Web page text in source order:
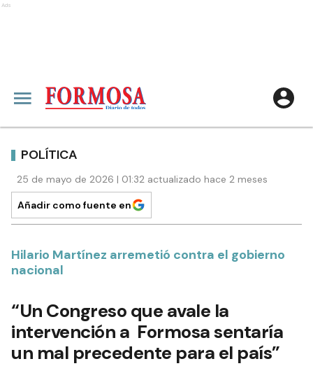
Ads
POLÍTICA
25 de mayo de 2026 | 01:32 actualizado hace 2 meses
Añadir como fuente en
Hilario Martínez arremetió contra el gobierno
nacional
“Un Congreso que avale la
intervención a Formosa sentaría
un mal precedente para el país”